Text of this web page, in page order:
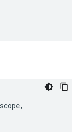
scope,